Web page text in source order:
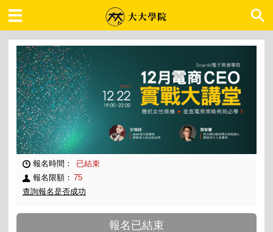
大大學院 職場趨
報名時間：
已結束
報名限額： 75
查詢報名是否成功
報名已結束